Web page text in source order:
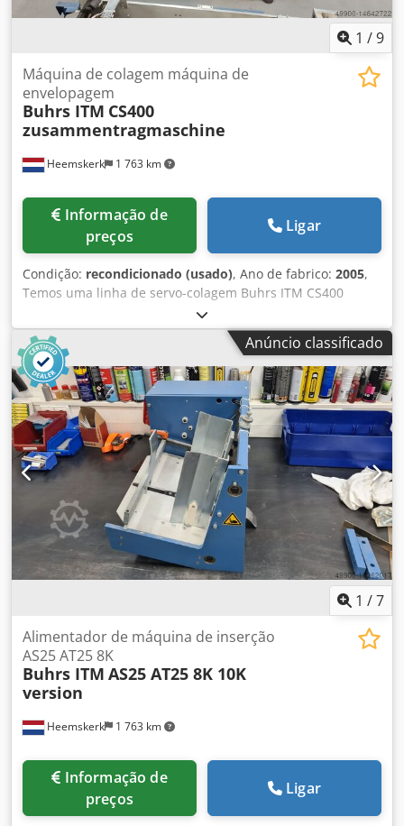
1 /9
Heemskerk 1 763 km
Máquina de colagem máquina de
envelopagem
Buhrs ITM CS400
zusammentragmaschine
preços
Ligar
Condição: recondicionado (usado), Ano de fabrico: 2005,
Temos uma linha de servo-colagem Buhrs ITM CS400
disponível aqui. A sua máquina é demasiado pequena?
Com esta linha tem imediatamente 6 alimentadores extra!
Dedsq T Nvcjpfx Afwekr Construída em 2005 e pouco
utilizada. No entanto, vendemos esta linha de recolha
após uma manutenção completa e podemos equipá-la com
alimentadores. Estão disponíveis cais rotativos e de
fricção.
Anúncio classificado
1 /7
Heemskerk 1 763 km
Alimentador de máquina de inserção
AS25 AT25 8K
Buhrs ITM AS25 AT25 8K 10K
version
preços
Ligar